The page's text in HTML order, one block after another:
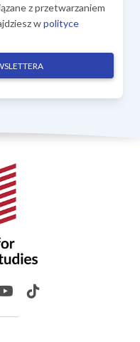
z przetwarzaniem
wpolityce